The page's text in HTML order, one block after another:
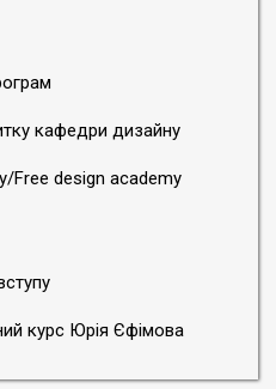
кафедри дизайну
Free design academy
курс Юрія Єфімова